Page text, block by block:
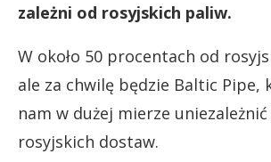
zależni od rosyjskich paliw.
W około 50 procentach od
ale za chwilę będzie Baltic Pipe,
nam w dużej mierze
rosyjskich dostaw.